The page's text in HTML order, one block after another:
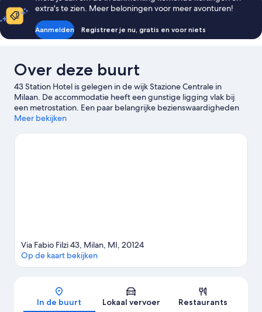
extra's te zien. Meer beloningen voor meer avonturen!
Aanmelden Registreer je nu, gratis en voor niets
Over deze buurt
43 Station Hotel is gelegen in de wijk Stazione Centrale in
Milaan. De accommodatie heeft een gunstige ligging vlak bij
een metrostation. Een paar belangrijke bezienswaardigheden
om te bezoeken zijn Kathedraal van Milaan en Porta Venezia en
aan Corso Buenos Aires en Via Montenapoleone. Zin om van een
Meer bekijken
Kaart
Via Fabio Filzi 43, Milan, MI, 20124
Op de kaart bekijken
In de buurt Lokaal vervoer Restaurants